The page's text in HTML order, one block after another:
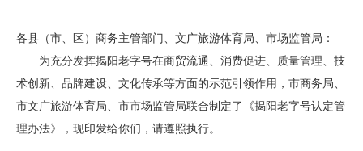
各县（市、区）商务主管部门、文广旅游体育局、市场监管局：
为充分发挥揭阳老字号在商贸流通、消费促进、质量管理、技
术创新、品牌建设、文化传承等方面的示范引领作用，市商务局、
市文广旅游体育局、市市场监管局联合制定了《揭阳老字号认定管
理办法》，现印发给你们，请遵照执行。